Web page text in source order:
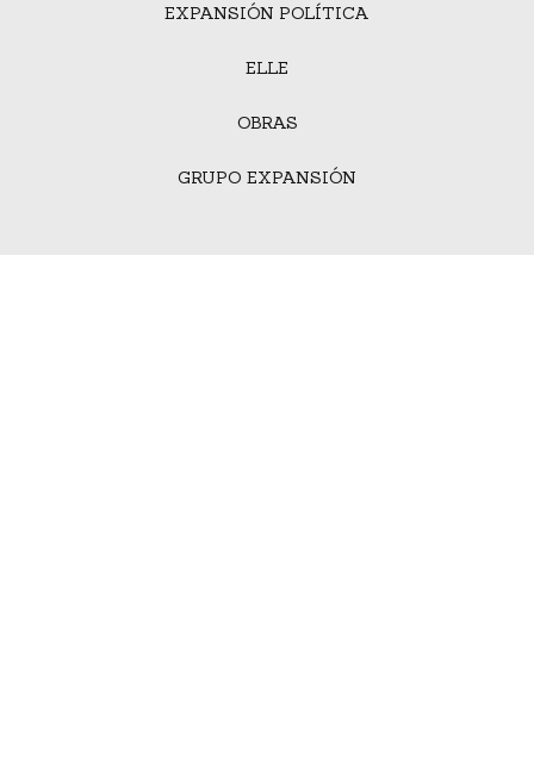
EXPANSIÓN POLÍTICA
ELLE
OBRAS
GRUPO EXPANSIÓN